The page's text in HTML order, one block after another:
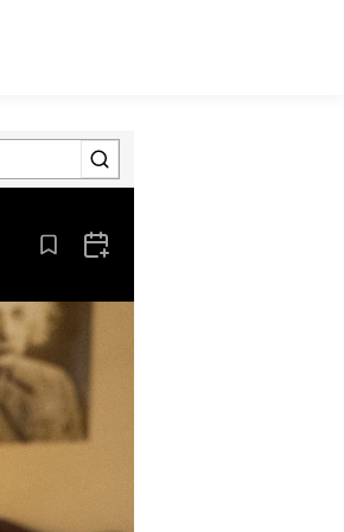
Aus den Lesezeichen entfernen
Zum Kalender hinzufügen